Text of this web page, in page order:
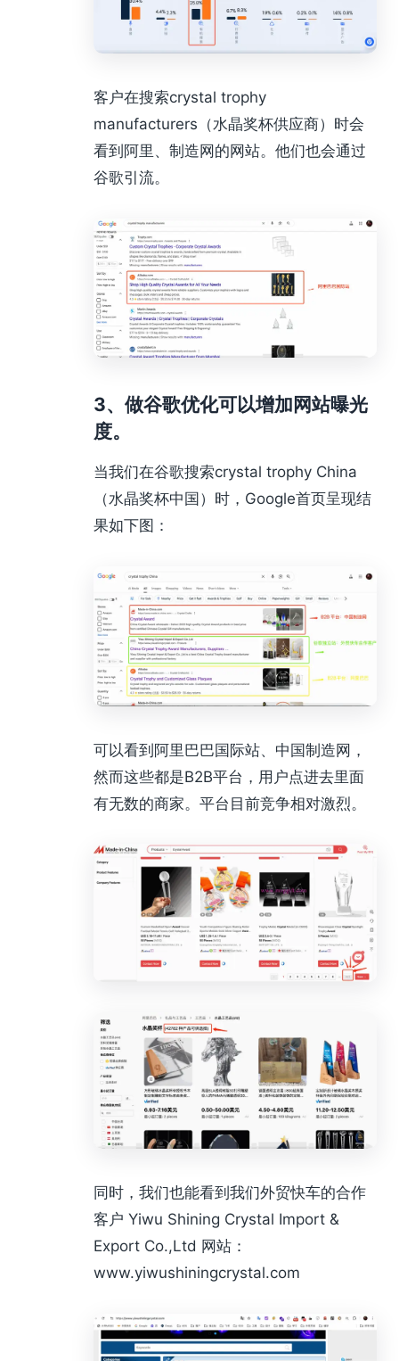
客户在搜索crystal trophy
manufacturers（水晶奖杯供应商）时会
看到阿里、制造网的网站。他们也会通过
谷歌引流。
3、做谷歌优化可以增加网站曝光
度。
当我们在谷歌搜索crystal trophy China
（水晶奖杯中国）时，Google首页呈现结
果如下图：
可以看到阿里巴巴国际站、中国制造网，
然而这些都是B2B平台，用户点进去里面
有无数的商家。平台目前竞争相对激烈。
同时，我们也能看到我们外贸快车的合作
客户 Yiwu Shining Crystal Import &
Export Co.,Ltd 网站：
www.yiwushiningcrystal.com